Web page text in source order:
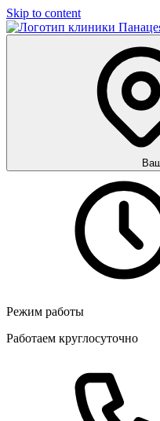
Skip to content
Режим работы
Работаем круглосуточно